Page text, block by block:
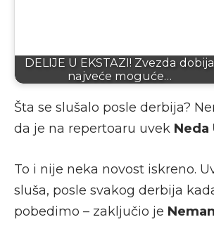
DELIJE U EKSTAZI! Zvezda dobija
najveće moguće…
Šta se slušalo posle derbija?
da je na repertoaru uvek Neda
To i nije neka novost iskreno.
sluša, posle svakog derbija
pobedimo – zaključio je